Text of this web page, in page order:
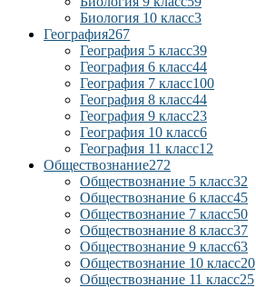
Биология 10 класс3
География267
География 5 класс39
География 6 класс44
География 7 класс100
География 8 класс44
География 9 класс23
География 10 класс6
География 11 класс12
Обществознание272
Обществознание 5 класс32
Обществознание 6 класс45
Обществознание 7 класс50
Обществознание 8 класс37
Обществознание 9 класс63
Обществознание 10 класс20
Обществознание 11 класс25